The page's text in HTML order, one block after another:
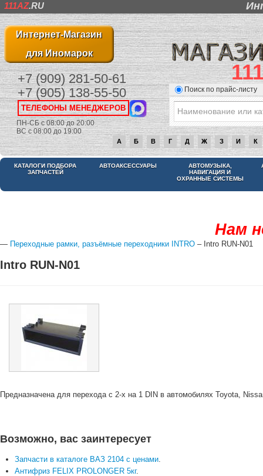
111AZ.RU
Интернет-Магазин
для Иномарок
+7 (909) 281-50-61
+7 (905) 138-55-50
ТЕЛЕФОНЫ МЕНЕДЖЕРОВ
ПН-СБ с 08:00 до 20:00
ВС с 08:00 до 19:00
Поиск по прайс-листу
А Б В Г Д Ж З И К
КАТАЛОГИ ПОДБОРА
ЗАПЧАСТЕЙ
АВТОАКСЕССУАРЫ
АВТОМУЗЫКА,
НАВИГАЦИЯ И
ОХРАННЫЕ СИСТЕМЫ
Нам
— Переходные рамки, разъёмные переходники INTRO – Intro RUN-N01
Intro RUN-N01
Предназначена для перехода с 2-х на 1 DIN в автомобилях Toyota,
Возможно, вас заинтересует
Запчасти в каталоге ВАЗ 2104 с ценами.
Антифриз FELIX PROLONGER 5кг.